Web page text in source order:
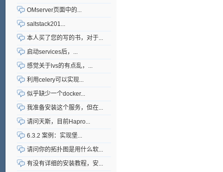
OMserver页面中的...
saltstack201...
本人买了您的写的书，对于...
启动services后，...
感觉关于lvs的有点乱，...
利用celery可以实现...
似乎缺少一个docker...
我准备安装这个服务，但在...
请问天斯，目前Hapro...
6.3.2 案例：实现堡...
请问你的拓扑图是用什么软...
有没有详细的安装教程，安...